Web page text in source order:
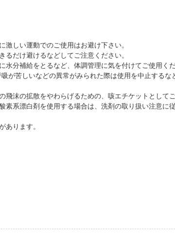
激しい運動でのご使用はお避け下さい。
るだけ避けるなどしてご注意ください。
水分補給をとるなど、体調管理に気を付けてご使用く
が苦しいなどの異常がみられた際は使用を中止する
沫の拡散をやわらげるための、咳エチケットとして
系漂白剤を使用する場合は、洗剤の取り扱い注意に
あります。